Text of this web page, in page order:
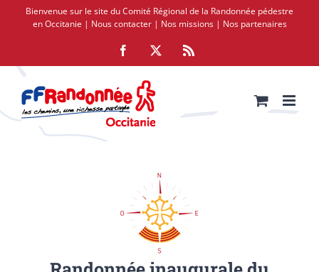
PasserBienvenue sur le site du Comité Régional de la Randonnée pédestre
en Occitanie | Nous contacter| Nos missions| Nos partenaires
Facebook Rss